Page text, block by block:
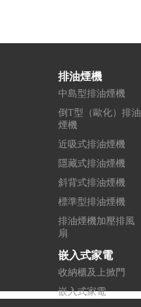
排油煙機
中島型排油煙機
倒T型（歐化）排油
煙機
近吸式排油煙機
隱藏式排油煙機
斜背式排油煙機
標準型排油煙機
排油煙機加壓排風
扇
嵌入式家電
收納櫃及上掀門
嵌入式家電